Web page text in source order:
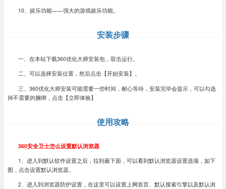
10、娱乐功能——强大的游戏娱乐功能。
安装步骤
一、在本站下载360优化大师安装包，双击运行。
二、可以选择安装位置，然后点击【开始安装】。
三、360优化大师安装可能需要一些时间，耐心等待，安装完毕会提示，可以勾选
掉不需要的捆绑，点击【立即体验】
使用攻略
360安全卫士怎么设置默认浏览器
1、进入到默认软件设置之后，拉到最下面，可以看到默认浏览器设置选项，如下
图，点击设置默认浏览器。
2、进入到浏览器防护设置，在这里可以设置上网首页、默认搜索引擎以及默认浏